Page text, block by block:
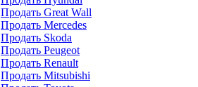
Продать Great Wall
Продать Mercedes
Продать Skoda
Продать Peugeot
Продать Renault
Продать Mitsubishi